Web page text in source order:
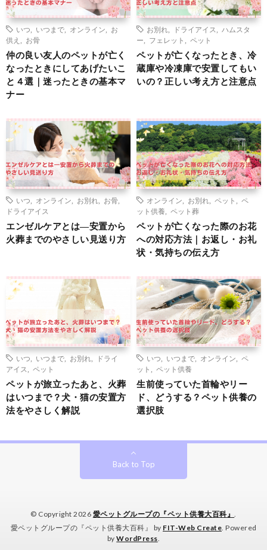
いつ いつまで オンライン
お
供え
お骨
仲の良い友人のペットが亡く
なったときにしてあげたいこ
と４選｜迷ったときの基本マ
ナー
お別れ ドライアイス
ハムスタ
ー
フェレット ペット
ペットが亡くなったとき、冷
蔵庫や冷凍庫で安置してもい
いの？正しい考え方と注意点
いつ オンライン お別れ お骨
ドライアイス
エンゼルケアとは―安置から
火葬までのやさしい見送り方
オンライン お別れ ペット
ペ
ット供養
ペット葬
ペットが亡くなった際のお花
への対応方法｜お返し・お礼
状・気持ちの伝え方
いつ いつまで お別れ
ドライ
アイス
ペット
ペットが旅立ったあと、火葬
はいつまで？犬・猫の安置方
法をやさしく解説
いつ いつまで オンライン
ペ
ット
ペット供養
生前使っていた首輪やリー
ド、どうする？ペット供養の
選択肢
Back to Top
© Copyright 2026 愛ペットグループの『ペット供養大百科』
愛ペットグループの『ペット供養大百科』 by FIT-Web Create . Powered
byWordPress